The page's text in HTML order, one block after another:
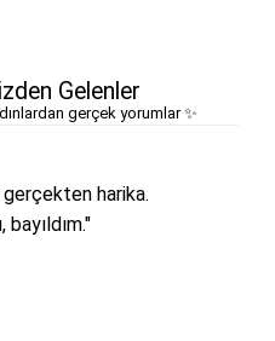
Gelenler
gerçek yorumlar ✨
gerçekten harika.